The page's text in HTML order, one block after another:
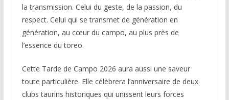
la transmission. Celui du geste, de la passion, du
respect. Celui qui se transmet de génération en
génération, au cœur du campo, au plus près de
l’essence du toreo.
Cette Tarde de Campo 2026 aura aussi une saveur
toute particulière. Elle célèbrera l’anniversaire de deux
clubs taurins historiques qui unissent leurs forces